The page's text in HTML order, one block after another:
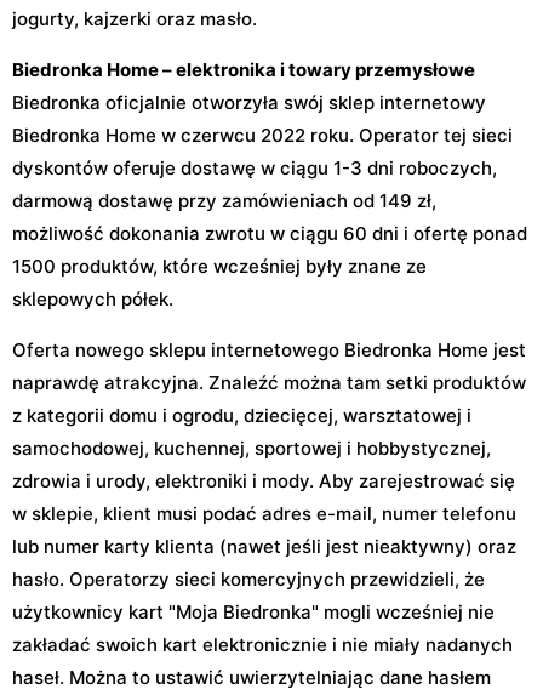
jogurty, kajzerki oraz masło.
Biedronka Home – elektronika i towary przemysłowe
Biedronka oficjalnie otworzyła swój sklep internetowy
Biedronka Home w czerwcu 2022 roku. Operator tej sieci
dyskontów oferuje dostawę w ciągu 1-3 dni roboczych,
darmową dostawę przy zamówieniach od 149 zł,
możliwość dokonania zwrotu w ciągu 60 dni i ofertę ponad
1500 produktów, które wcześniej były znane ze
sklepowych półek.
Oferta nowego sklepu internetowego Biedronka Home jest
naprawdę atrakcyjna. Znaleźć można tam setki produktów
z kategorii domu i ogrodu, dziecięcej, warsztatowej i
samochodowej, kuchennej, sportowej i hobbystycznej,
zdrowia i urody, elektroniki i mody. Aby zarejestrować się
w sklepie, klient musi podać adres e-mail, numer telefonu
lub numer karty klienta (nawet jeśli jest nieaktywny) oraz
hasło. Operatorzy sieci komercyjnych przewidzieli, że
użytkownicy kart "Moja Biedronka" mogli wcześniej nie
zakładać swoich kart elektronicznie i nie miały nadanych
haseł. Można to ustawić uwierzytelniając dane hasłem